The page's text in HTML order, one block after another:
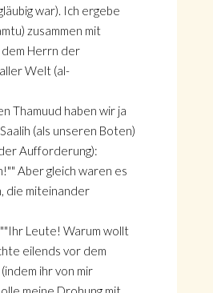
war). Ich ergebe
zusammen mit
dem Herrn der
Welt (al-
Thamuud haben wir ja
(als unseren Boten)
Aufforderung):
Aber gleich waren es
die miteinander
Leute! Warum wollt
eilends vor dem
ihr von mir